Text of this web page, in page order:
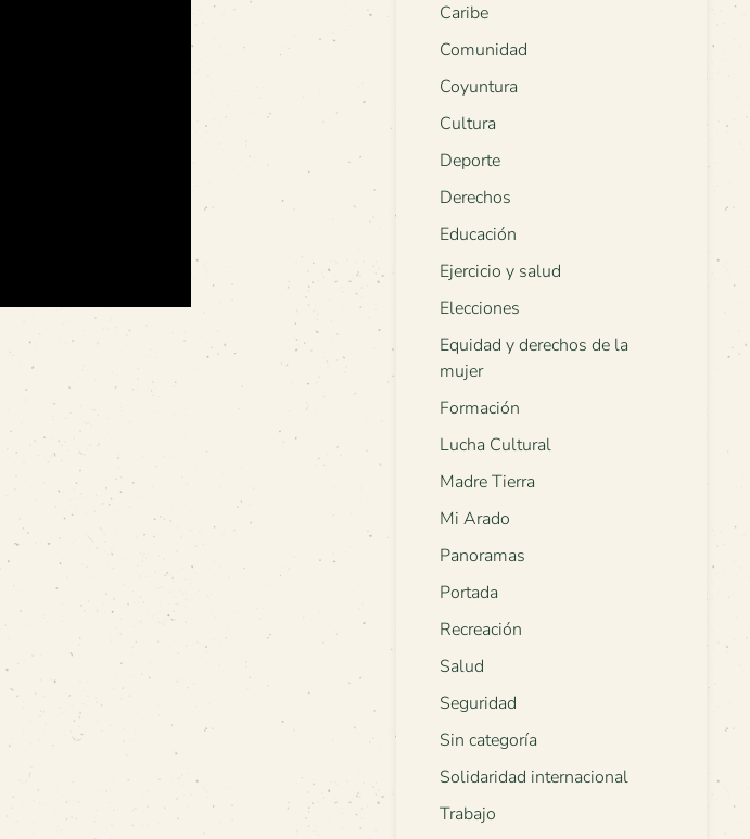
Caribe
Comunidad
Coyuntura
Cultura
Deporte
Derechos
Educación
Ejercicio y salud
Elecciones
Equidad y derechos de la
mujer
Formación
Lucha Cultural
Madre Tierra
Mi Arado
Panoramas
Portada
Recreación
Salud
Seguridad
Sin categoría
Solidaridad internacional
Trabajo